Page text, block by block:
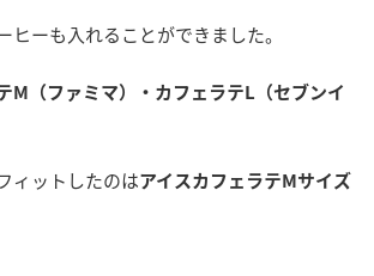
ヒーも入れることができました。
M（ファミマ）・カフェラテL（セブンイ
ィットしたのはアイスカフェラテMサイズ